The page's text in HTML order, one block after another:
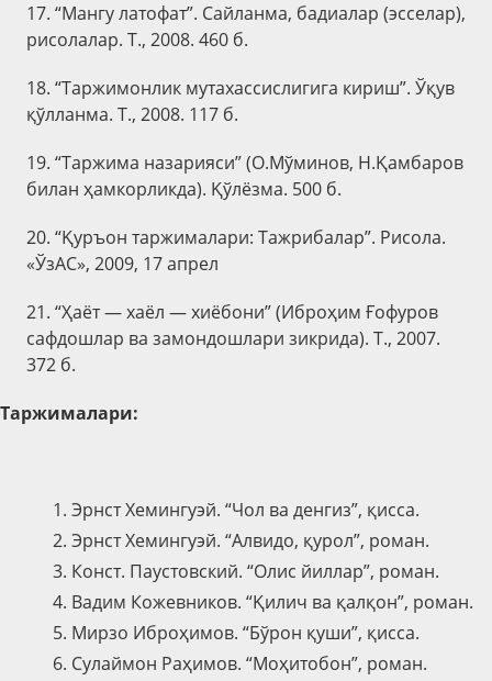
17. “Мангу латофат”. Сайланма, бадиалар (эсселар),
рисолалар. Т., 2008. 460 б.
18. “Таржимонлик мутахассислигига кириш”. Ўқув
қўлланма. Т., 2008. 117 б.
19. “Таржима назарияси” (О.Мўминов, Н.Қамбаров
билан ҳамкорликда). Қўлёзма. 500 б.
20. “Қуръон таржималари: Тажрибалар”. Рисола.
«ЎзАС», 2009, 17 апрел
21. “Ҳаёт — хаёл — хиёбони” (Иброҳим Ғофуров
сафдошлар ва замондошлари зикрида). Т., 2007.
372 б.
Таржималари:
1. Эрнст Хемингуэй. “Чол ва денгиз”, қисса.
2. Эрнст Хемингуэй. “Алвидо, қурол”, роман.
3. Конст. Паустовский. “Олис йиллар”, роман.
4. Вадим Кожевников. “Қилич ва қалқон”, роман.
5. Мирзо Иброҳимов. “Бўрон қуши”, қисса.
6. Сулаймон Раҳимов. “Моҳитобон”, роман.